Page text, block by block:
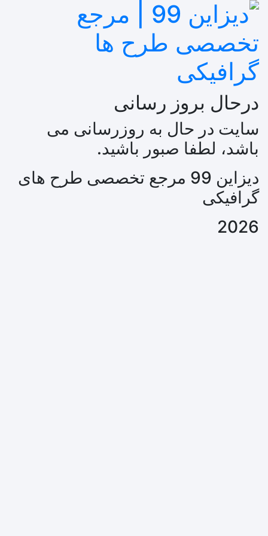
درحال بروز رسانی
سایت در حال به روزرسانی می
باشد، لطفا صبور باشید.
دیزاین 99 مرجع تخصصی طرح های
گرافیکی
2026